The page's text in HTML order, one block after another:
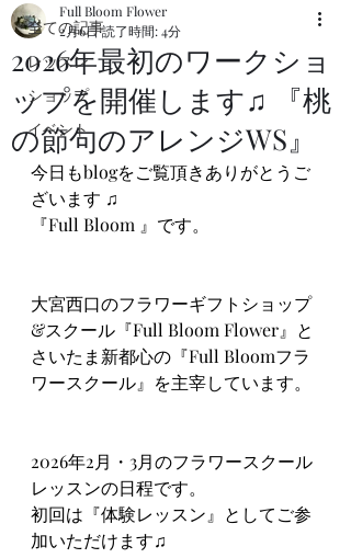
全ての記事
レッスン
ショップ
イベント
2026年最初のワークショ
ップを開催します♫ 『桃
の節句のアレンジWS』
Full Bloom Flower
2月6日読了時間: 4分
今日もblogをご覧頂きありがとうご
ざいます ♫
『Full Bloom 』です。
大宮西口のフラワーギフトショップ
&スクール『Full Bloom Flower』と
さいたま新都心の『Full Bloomフラ
ワースクール』を主宰しています。
2026年2月・3月のフラワースクール
レッスンの日程です。
初回は『体験レッスン』としてご参
加いただけます♫